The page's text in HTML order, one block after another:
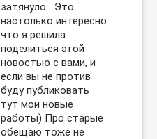
затянуло….Это
настолько интересно
что я решила
поделиться этой
новостью с вами, и
если вы не против
буду публиковать
тут мои новые
работы) Про старые
обещаю тоже не